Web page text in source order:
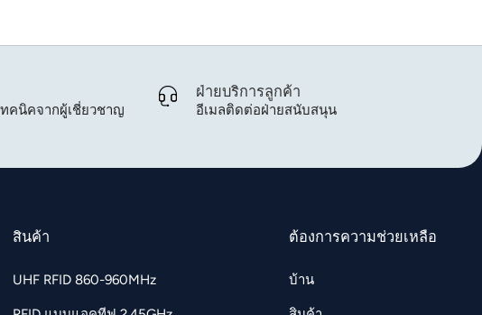
คนิคจากผู้เชี่ยวชาญ
ฝ่ายบริการลูกค้า
อีเมลติดต่อฝ่ายสนับสนุน
สินค้า
UHF RFID 860-960MHz
ต้องการความช่วยเหลือ
บ้าน